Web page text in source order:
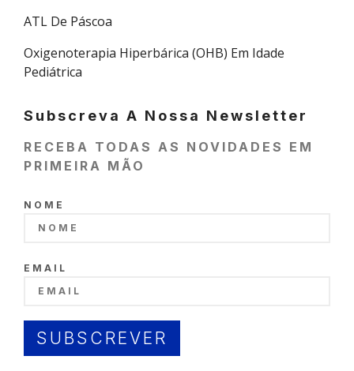
ATL De Páscoa
Oxigenoterapia Hiperbárica (OHB) Em Idade
Pediátrica
Subscreva A Nossa Newsletter
RECEBA TODAS AS NOVIDADES EM
PRIMEIRA MÃO
NOME
EMAIL
SUBSCREVER